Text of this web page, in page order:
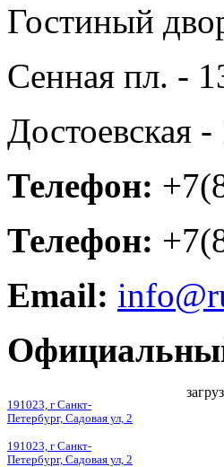
Гостиный
Сенная пл. -
Достоевская
Телефон:
Телефон:
Email:
191023, г Санкт-
Петербург, Садовая ул, 2
191023, г Санкт-
Петербург, Садовая ул, 2